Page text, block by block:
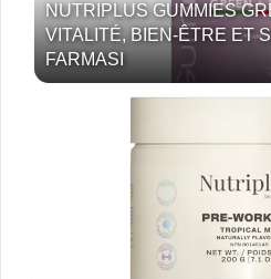
NUTRIPLUS GUMMIES
VITALITÉ, BIEN-ÊTRE ET
FARMASI